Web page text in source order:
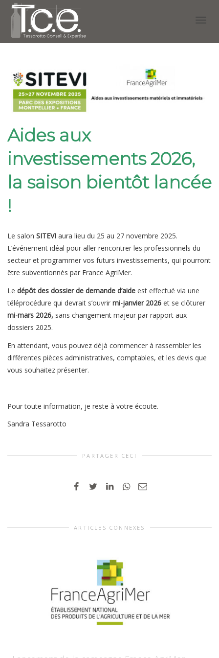
Aides aux
investissements 2026,
la saison bientôt lancée
!
Le salon SITEVI aura lieu du 25 au 27 novembre 2025.
L’événement idéal pour aller rencontrer les professionnels du
secteur et programmer vos futurs investissements, qui pourront
être subventionnés par France AgriMer.
Le dépôt des dossier de demande d’aide est effectué via une
téléprocédure qui devrait s’ouvrir mi-janvier 2026 et se clôturer
mi-mars 2026, sans changement majeur par rapport aux
dossiers 2025.
En attendant, vous pouvez déjà commencer à rassembler les
différentes pièces administratives, comptables, et les devis que
vous souhaitez présenter.
Pour toute information, je reste à votre écoute.
Sandra Tessarotto
PARTAGER CECI
ARTICLES CONNEXES